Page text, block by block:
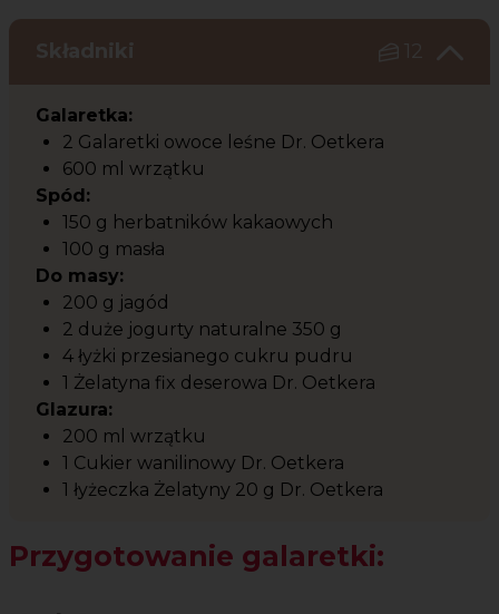
Składniki 12
Galaretka:
2 Galaretki owoce leśne Dr. Oetkera
600 ml wrzątku
Spód:
150 g herbatników kakaowych
100 g masła
Do masy:
200 g jagód
2 duże jogurty naturalne 350 g
4 łyżki przesianego cukru pudru
1 Żelatyna fix deserowa Dr. Oetkera
Glazura:
200 ml wrzątku
1 Cukier wanilinowy Dr. Oetkera
1 łyżeczka Żelatyny 20 g Dr. Oetkera
Przygotowanie galaretki: